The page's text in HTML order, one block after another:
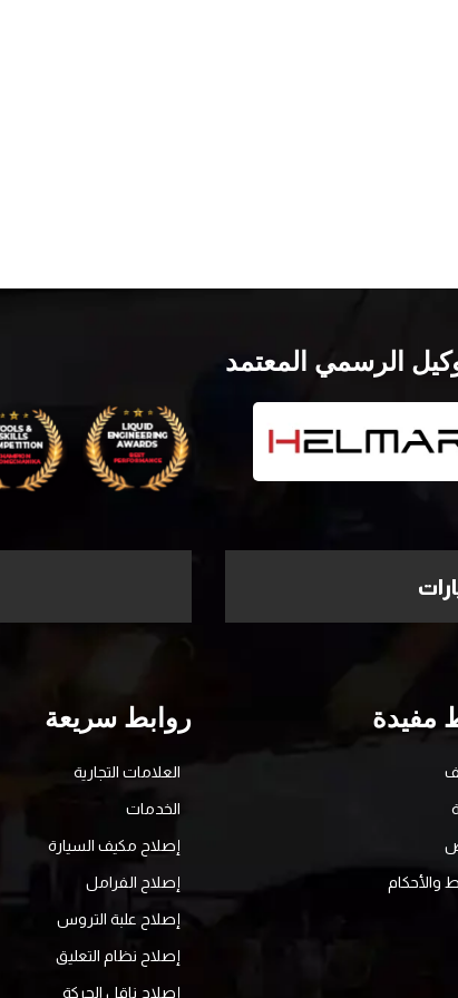
الرسمي المعتمد
روابط سريعة
العلامات التجارية
الخدمات
إصلاح مكيف السيارة
إصلاح الفرامل
إصلاح علبة التروس
إصلاح نظام التعليق
إصلاح ناقل الحركة
مفيدة
والأحكام